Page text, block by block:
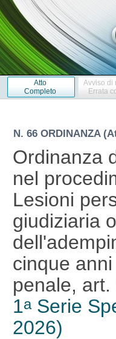
Atto
Completo
Avviso di
Errata
N. 66 ORDINANZA
Ordinanza
nel
Lesioni
giudiziaria
cinque
penale,
1aSerie
2026)